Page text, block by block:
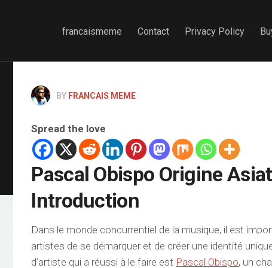
francaismeme Contact Privacy Policy
BY FRANCAIS MEME
Spread the love
Pascal Obispo Origine
Introduction
Dans le monde concurrentiel de la musique, il est
artistes de se démarquer et de créer une identité
d’artiste qui a réussi à le faire est Pascal Obispo, un